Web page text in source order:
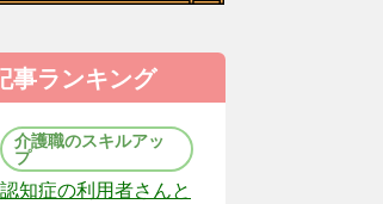
事ランキング
介護職のスキルアッ
プ
認知症の利用者さんと